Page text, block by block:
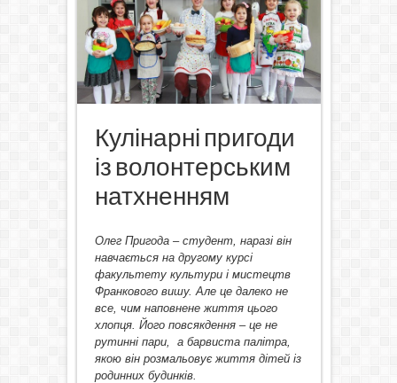
Кулінарні пригоди
із волонтерським
натхненням
Олег Пригода – студент, наразі він
навчається на другому курсі
факультету культури і мистецтв
Франкового вишу. Але це далеко не
все, чим наповнене життя цього
хлопця. Його повсякдення – це не
рутинні пари, а барвиста палітра,
якою він розмальовує життя дітей із
родинних будинків.